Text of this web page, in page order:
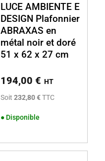
LUCE AMBIENTE E
DESIGN Plafonnier
ABRAXAS en
métal noir et doré
51 x 62 x 27 cm
194,00 € HT
Soit 232,80 €TTC
● Disponible